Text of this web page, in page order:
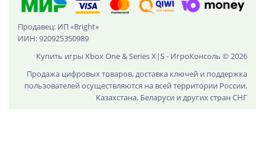
Продавец: ИП «Bright»
ИИН: 920925350989
Купить игры Xbox One & Series X|S - ИгроКонсоль © 2026
Продажа цифровых товаров, доставка ключей и поддержка
пользователей осуществляются на всей территории России,
Казахстана, Беларуси и других стран СНГ